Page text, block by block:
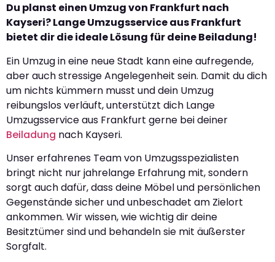
Du planst einen Umzug von Frankfurt nach
Kayseri? Lange Umzugsservice aus Frankfurt
bietet dir die ideale Lösung für deine Beiladung!
Ein Umzug in eine neue Stadt kann eine aufregende,
aber auch stressige Angelegenheit sein. Damit du dich
um nichts kümmern musst und dein Umzug
reibungslos verläuft, unterstützt dich Lange
Umzugsservice aus Frankfurt gerne bei deiner
Beiladung nach Kayseri.
Unser erfahrenes Team von Umzugsspezialisten
bringt nicht nur jahrelange Erfahrung mit, sondern
sorgt auch dafür, dass deine Möbel und persönlichen
Gegenstände sicher und unbeschadet am Zielort
ankommen. Wir wissen, wie wichtig dir deine
Besitztümer sind und behandeln sie mit äußerster
Sorgfalt.